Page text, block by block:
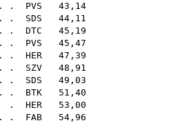
. PVS 43,14
. SDS 44,11
. DTC 45,19
. PVS 45,47
. HER 47,39
. . SZV 48,91
. SDS 49,03
. BTK 51,40
. HER 53,00
. FAB 54,96